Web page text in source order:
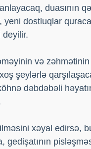
duasının
yeni dostluqlar
və zəhmətinin
şeylərlə
dəbdəbəli
xəyal edirsə,
gedişatının